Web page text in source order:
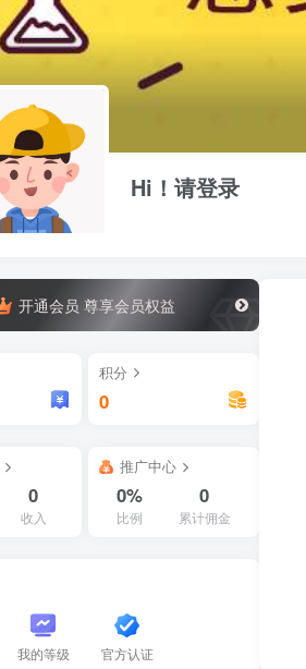
Hi！请登录
开通会员 尊享会员权益
积分
0
0
收入
推广中心
0%
比例
0
累计佣金
我的等级 官方认证